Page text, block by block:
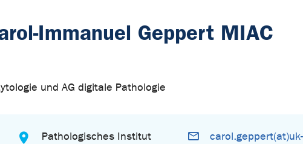
Immanuel Geppert MIAC
und AG digitale Pathologie
Pathologisches Institut